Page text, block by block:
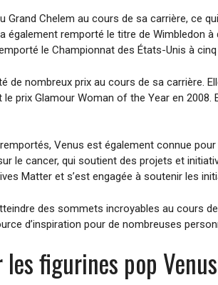
Grand Chelem au cours de sa carrière, ce
également remporté le titre de
le Championnat des États-Unis à
de nombreux prix au cours de sa carrière.
le prix Glamour Woman of the Year en
Venus est également connue
le cancer, qui soutient des projets et
Matter et s’est engagée à soutenir les
des sommets incroyables au cours
d’inspiration pour de nombreuses
les figurines pop